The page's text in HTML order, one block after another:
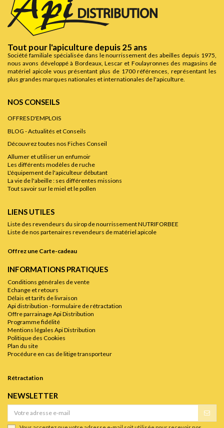
Tout pour l'apiculture depuis 25 ans
Société familiale spécialisée dans le nourrissement des abeilles depuis 1975,
nous avons développé à Bordeaux, Lescar et Foulayronnes des magasins de
matériel apicole vous présentant plus de 1700 références, représentant les
plus grandes marques nationales et internationales de l'apiculture.
NOS CONSEILS
OFFRES D'EMPLOIS
BLOG - Actualités et Conseils
Découvrez toutes nos Fiches Conseil
Allumer et utiliser un enfumoir
Les différents modèles de ruche
L'équipement de l'apiculteur débutant
La vie de l'abeille : ses différentes missions
Tout savoir sur le miel et le pollen
LIENS UTILES
Liste des revendeurs du sirop de nourrissement NUTRIFORBEE
Liste de nos partenaires revendeurs de matériel apicole
Offrez une Carte-cadeau
INFORMATIONS PRATIQUES
Conditions générales de vente
Echange et retours
Délais et tarifs de livraison
Api distribution - formulaire de rétractation
Offre parrainage Api Distribution
Programme fidélité
Mentions légales Api Distribution
Politique des Cookies
Plan du site
Procédure en cas de litige transporteur
Rétractation
NEWSLETTER